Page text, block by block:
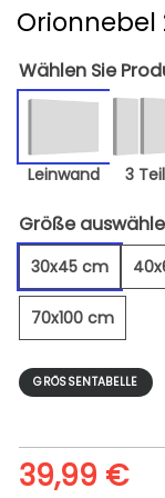
Wählen Sie
Leinwand 3
Größe
30x45 cm
70x100 cm
GRÖSSENTABELLE
39,99 €